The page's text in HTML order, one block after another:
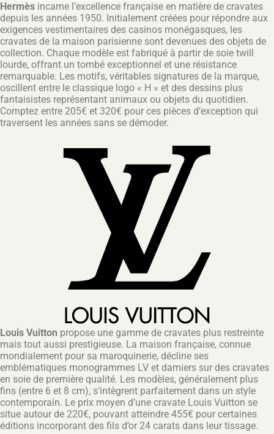
Hermès incarne l’excellence française en matière de cravates
depuis les années 1950. Initialement créées pour répondre aux
exigences vestimentaires des casinos monégasques, les
cravates de la maison parisienne sont devenues des objets de
collection. Chaque modèle est fabriqué à partir de soie twill
lourde, offrant un tombé exceptionnel et une résistance
remarquable. Les motifs, véritables signatures de la marque,
oscillent entre le classique logo « H » et des dessins plus
fantaisistes représentant animaux ou objets du quotidien.
Comptez entre 205€ et 320€ pour ces pièces d’exception qui
traversent les années sans se démoder.
Louis Vuitton propose une gamme de cravates plus restreinte
mais tout aussi prestigieuse. La maison française, connue
mondialement pour sa maroquinerie, décline ses
emblématiques monogrammes LV et damiers sur des cravates
en soie de première qualité. Les modèles, généralement plus
fins (entre 6 et 8 cm), s’intègrent parfaitement dans un style
contemporain. Le prix moyen d’une cravate Louis Vuitton se
situe autour de 220€, pouvant atteindre 455€ pour certaines
éditions incorporant des fils d’or 24 carats dans leur tissage.